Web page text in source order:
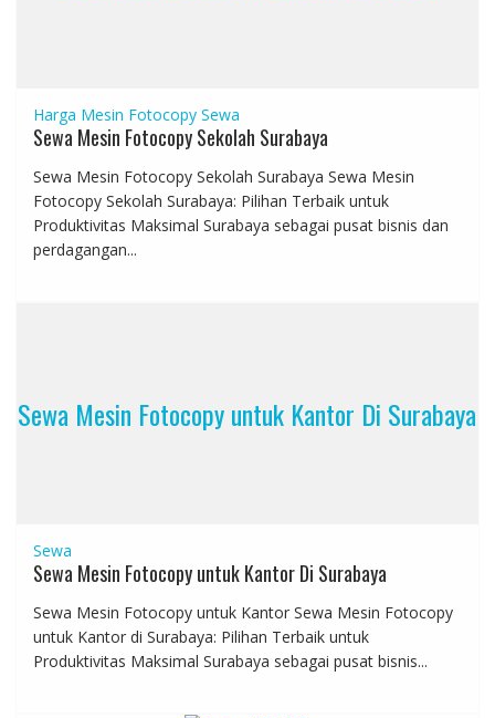
Harga Mesin Fotocopy Sewa
Sewa Mesin Fotocopy Sekolah Surabaya
Sewa Mesin Fotocopy Sekolah Surabaya Sewa Mesin
Fotocopy Sekolah Surabaya: Pilihan Terbaik untuk
Produktivitas Maksimal Surabaya sebagai pusat bisnis dan
perdagangan...
Sewa Mesin Fotocopy untuk Kantor Di Surabaya
Sewa
Sewa Mesin Fotocopy untuk Kantor Di Surabaya
Sewa Mesin Fotocopy untuk Kantor Sewa Mesin Fotocopy
untuk Kantor di Surabaya: Pilihan Terbaik untuk
Produktivitas Maksimal Surabaya sebagai pusat bisnis...